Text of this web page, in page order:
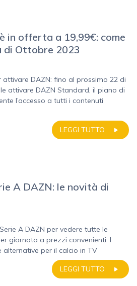
in offerta a 19,99€: come
Ottobre 2023
DAZN: fino al prossimo 22 di
attivare DAZN Standard, il piano di
l’accesso a tutti i contenuti
LEGGI TUTTO
A DAZN: le novità di
A DAZN per vedere tutte le
giornata a prezzi convenienti. I
per il calcio in TV
LEGGI TUTTO